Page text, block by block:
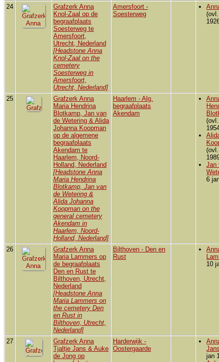
24
Grafzerk Anna
Knol-Zaal op de
begraafplaats
Soesterweg te
Amersfoort,
Utrecht, Nederland
[Headstone Anna
Knol-Zaal on the
cemetery
Soesterweg in
Amersfoort,
Utrecht, Nederland]
Amersfoort -
Soesterweg
25
Grafzerk Anna
Maria Hendrina
Blotkamp, Jan van
de Wetering & Alida
Johanna Koopman
op de algemene
begraafplaats
Akendam te
Haarlem, Noord-
Holland, Nederland
[Headstone Anna
Maria Hendrina
Blotkamp, Jan van
de Wetering &
Alida Johanna
Koopman on the
general cemetery
Akendam in
Haarlem, Noord-
Holland, Nederland]
Haarlem - Alg.
begraafplaats
Akendam
Jan
6
26
Grafzerk Anna
Maria Lammers op
de begraafplaats
Den en Rust te
Bilthoven, Utrecht,
Nederland
[Headstone Anna
Maria Lammers on
the cemetery Den
en Rust in
Bilthoven, Utrecht,
Nederland]
Bilthoven - Den en
Rust
10
27
Grafzerk Anna
Tjaltje Jans & Auke
de Jong op
Harderwijk -
Oostergaarde
jan